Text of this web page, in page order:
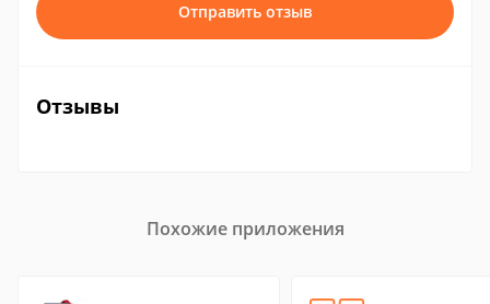
Отправить отзыв
Отзывы
Похожие приложения